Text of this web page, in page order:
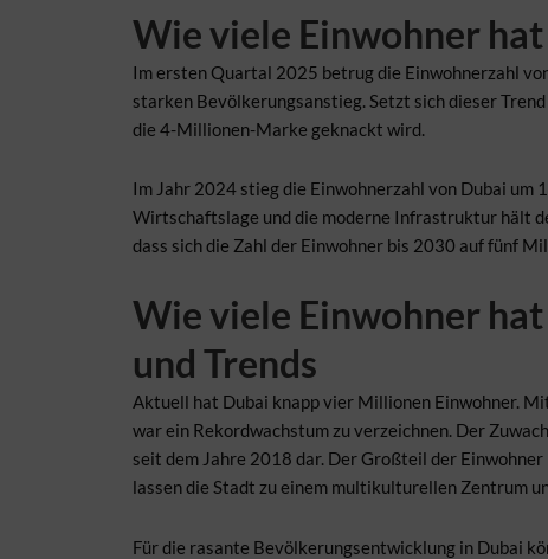
Wie viele Einwohner
Im ersten Quartal 2025 betrug die Einwohnerzahl
starken Bevölkerungsanstieg. Setzt sich dieser
die 4-Millionen-Marke geknackt wird.
Im Jahr 2024 stieg die Einwohnerzahl von Dubai um
Wirtschaftslage und die moderne Infrastruktur hält
dass sich die Zahl der Einwohner bis 2030 auf fünf
Wie viele Einwohner
und Trends
Aktuell hat Dubai knapp vier Millionen Einwohner.
war ein Rekordwachstum zu verzeichnen. Der
seit dem Jahre 2018 dar. Der Großteil der
lassen die Stadt zu einem multikulturellen Zentrum
Für die rasante Bevölkerungsentwicklung in Dubai